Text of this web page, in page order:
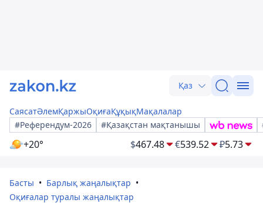
Қаз
СаясатӘлемҚаржыОқиғаҚұқықМақалалар
#Референдум-2026
#Қазақстан мақтанышы
+20° $467.48 €539.52 ₽5.73
Басты
Барлық жаңалықтар
Оқиғалар туралы жаңалықтар